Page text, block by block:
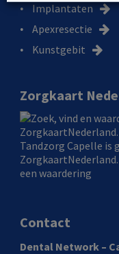
Implantaten
Apexresectie
Kunstgebit
Zorgkaart
Tandzorg Capelle is
ZorgkaartNederland.
een waardering
Contact
Dental Network –